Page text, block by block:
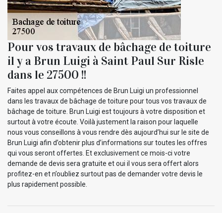
Pour vos travaux de bâchage de toiture
il y a Brun Luigi à Saint Paul Sur Risle
dans le 27500 !!
Faites appel aux compétences de Brun Luigi un professionnel
dans les travaux de bâchage de toiture pour tous vos travaux de
bâchage de toiture. Brun Luigi est toujours à votre disposition et
surtout à votre écoute. Voilà justement la raison pour laquelle
nous vous conseillons à vous rendre dès aujourd’hui sur le site de
Brun Luigi afin d’obtenir plus d’informations sur toutes les offres
qui vous seront offertes. Et exclusivement ce mois-ci votre
demande de devis sera gratuite et oui il vous sera offert alors
profitez-en et n’oubliez surtout pas de demander votre devis le
plus rapidement possible.